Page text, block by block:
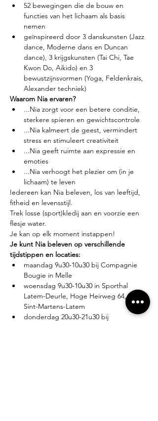
52 bewegingen die de bouw en
functies van het lichaam als basis
nemen
geïnspireerd door 3 danskunsten (Jazz
dance, Moderne dans en Duncan
dance), 3 krijgskunsten (Tai Chi, Tae
Kwon Do, Aikido) en 3
bewustzijnsvormen (Yoga, Feldenkrais,
Alexander techniek)
Waarom Nia ervaren?
...Nia zorgt voor een betere conditie,
sterkere spieren en gewichtscontrole
...Nia kalmeert de geest, vermindert
stress en stimuleert creativiteit
...Nia geeft ruimte aan expressie en
emoties
...Nia verhoogt het plezier om (in je
lichaam) te leven
Iedereen kan Nia beleven, los van leeftijd,
fitheid en levensstijl.
Trek losse (sport)kledij aan en voorzie een
flesje water.
Je kan op elk moment instappen!
Je kunt Nia beleven op verschillende
tijdstippen en locaties:
maandag 9u30-10u30 bij Compagnie
Bougie in Melle
woensdag 9u30-10u30 in Sporthal
Latem-Deurle, Hoge Heirweg 64, 9830
Sint-Martens-Latem
donderdag 20u30-21u30 bij